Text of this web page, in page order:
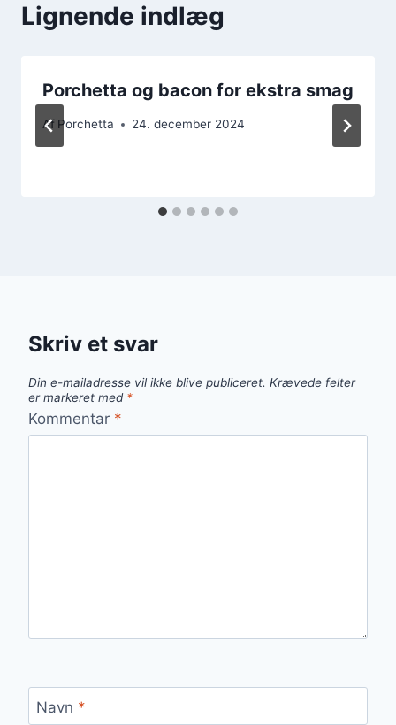
Lignende indlæg
Porchetta og bacon for ekstra smag
Af Porchetta 24. december 2024
Skriv et svar
Din e-mailadresse vil ikke blive publiceret. Krævede felter
er markeret med *
Kommentar *
Navn *